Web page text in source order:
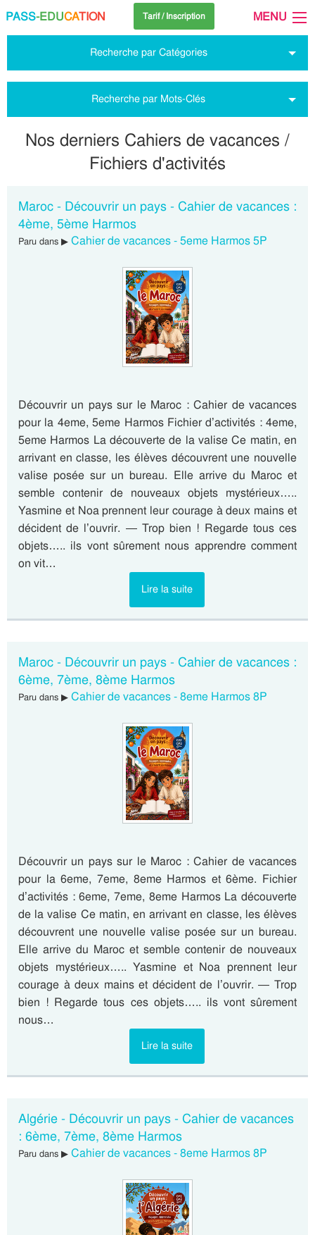
PASS-EDUCATION Tarif / Inscription MENU
Recherche par Catégories
Recherche par Mots-Clés
Nos derniers Cahiers de vacances /
Fichiers d'activités
Maroc - Découvrir un pays - Cahier de vacances :
4ème, 5ème Harmos
Paru dans ▶ Cahier de vacances - 5eme Harmos 5P
Découvrir un pays sur le Maroc : Cahier de vacances
pour la 4eme, 5eme Harmos Fichier d’activités : 4eme,
5eme Harmos La découverte de la valise Ce matin, en
arrivant en classe, les élèves découvrent une nouvelle
valise posée sur un bureau. Elle arrive du Maroc et
semble contenir de nouveaux objets mystérieux…..
Yasmine et Noa prennent leur courage à deux mains et
décident de l’ouvrir. — Trop bien ! Regarde tous ces
objets….. ils vont sûrement nous apprendre comment
on vit…
Lire la suite
Maroc - Découvrir un pays - Cahier de vacances :
6ème, 7ème, 8ème Harmos
Paru dans ▶ Cahier de vacances - 8eme Harmos 8P
Découvrir un pays sur le Maroc : Cahier de vacances
pour la 6eme, 7eme, 8eme Harmos et 6ème. Fichier
d’activités : 6eme, 7eme, 8eme Harmos La découverte
de la valise Ce matin, en arrivant en classe, les élèves
découvrent une nouvelle valise posée sur un bureau.
Elle arrive du Maroc et semble contenir de nouveaux
objets mystérieux….. Yasmine et Noa prennent leur
courage à deux mains et décident de l’ouvrir. — Trop
bien ! Regarde tous ces objets….. ils vont sûrement
nous…
Lire la suite
Algérie - Découvrir un pays - Cahier de vacances
: 6ème, 7ème, 8ème Harmos
Paru dans ▶ Cahier de vacances - 8eme Harmos 8P